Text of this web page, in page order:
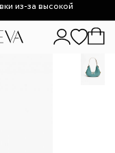
из-за высокой